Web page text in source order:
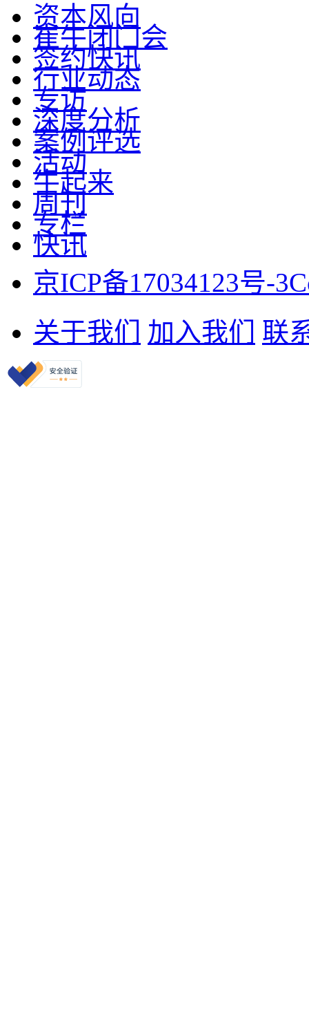
资本风向
崔牛闭门会
签约快讯
行业动态
专访
深度分析
案例评选
活动
牛起来
周刊
专栏
快讯
京ICP备17034123号-3
关于我们
加入我们 联